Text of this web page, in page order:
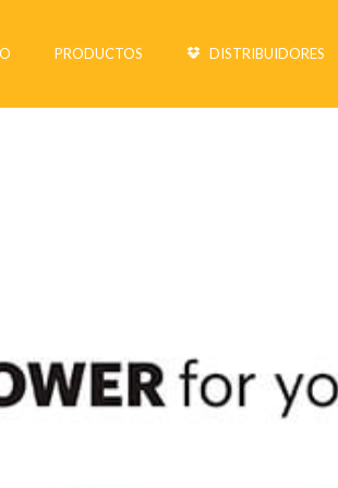
PRODUCTOS DISTRIBUIDORES